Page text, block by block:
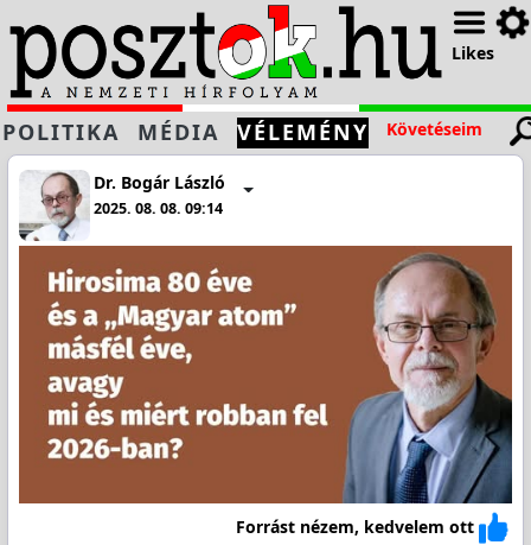
Likes
POLITIKA MÉDIA VÉLEMÉNY Követéseim
Dr. Bogár László
2025. 08. 08. 09:14
Forrást nézem, kedvelem ott